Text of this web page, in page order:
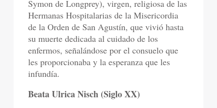
Symon de Longprey), virgen, religiosa de las
Hermanas Hospitalarias de la Misericordia
de la Orden de San Agustín, que vivió hasta
su muerte dedicada al cuidado de los
enfermos, señalándose por el consuelo que
les proporcionaba y la esperanza que les
infundía.
Beata Ulrica Nisch (Siglo XX)